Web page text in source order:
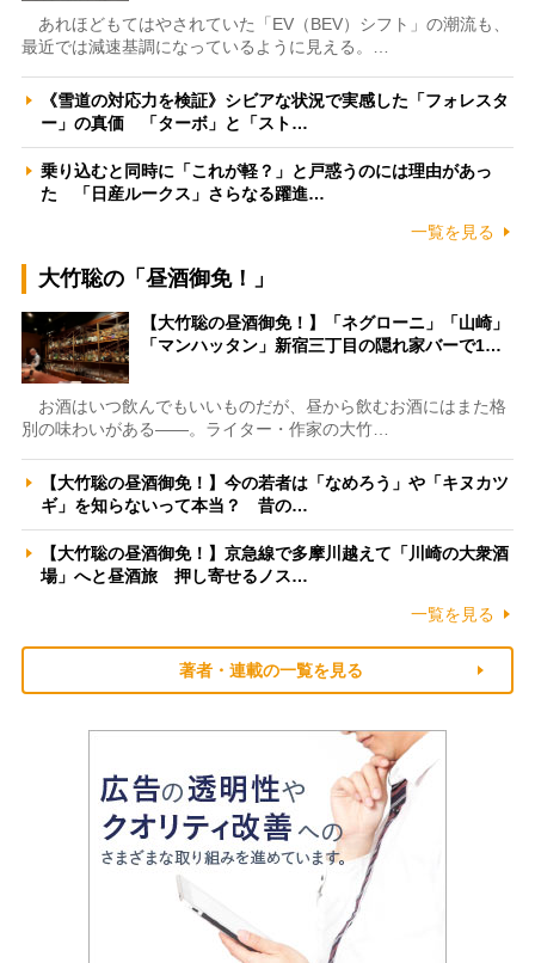
あれほどもてはやされていた「EV（BEV）シフト」の潮流も、
最近では減速基調になっているように見える。…
《雪道の対応力を検証》シビアな状況で実感した「フォレスタ
ー」の真価 「ターボ」と「スト…
乗り込むと同時に「これが軽？」と戸惑うのには理由があっ
た 「日産ルークス」さらなる躍進…
一覧を見る
大竹聡の「昼酒御免！」
【大竹聡の昼酒御免！】「ネグローニ」「山崎」
「マンハッタン」新宿三丁目の隠れ家バーで1…
お酒はいつ飲んでもいいものだが、昼から飲むお酒にはまた格
別の味わいがある――。ライター・作家の大竹…
【大竹聡の昼酒御免！】今の若者は「なめろう」や「キヌカツ
ギ」を知らないって本当？ 昔の…
【大竹聡の昼酒御免！】京急線で多摩川越えて「川崎の大衆酒
場」へと昼酒旅 押し寄せるノス…
一覧を見る
著者・連載の一覧を見る